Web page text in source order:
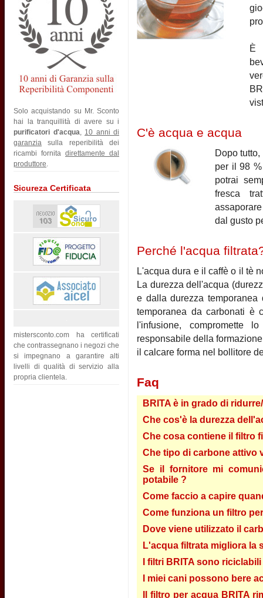
Solo acquistando su Mr. Sconto
hai la tranquillità di avere su i
purificatori d'acqua, 10 anni di
garanzia sulla reperibilità dei
ricambi fornita direttamente dal
produttore.
Sicureza Certificata
mistersconto.com ha certificati
che contrassegnano i negozi che
si impegnano a garantire alti
livelli di qualità di servizio alla
propria clientela.
È
C'è acqua e acqua
Dopo
per il 98
potrai
fresca
dal gusto
Perché l'acqua
L'acqua dura e il caffè o il tè
La durezza dell'acqua
e dalla durezza
temporanea da carbonati è
l'infusione, compromette
responsabile della
il calcare forma nel bollitore
Faq
BRITA è in grado di
Che cos'è la durezza
Che cosa contiene il filtro
Che tipo di carbone attivo
Se il fornitore mi
potabile ?
Come faccio a capire
Come funziona un filtro
Dove viene utilizzato il
L'acqua filtrata migliora la
I filtri BRITA sono
I miei cani possono bere
Il filtro per acqua BRITA